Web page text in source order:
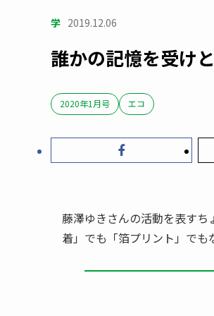
学 2019.12.06
誰かの記憶を受け
2020年1月号 エコ
藤澤ゆきさんの活動を表す
着」でも「箔プリント」でも